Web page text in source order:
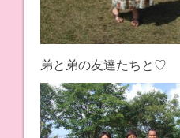
弟と弟の友達たちと♡